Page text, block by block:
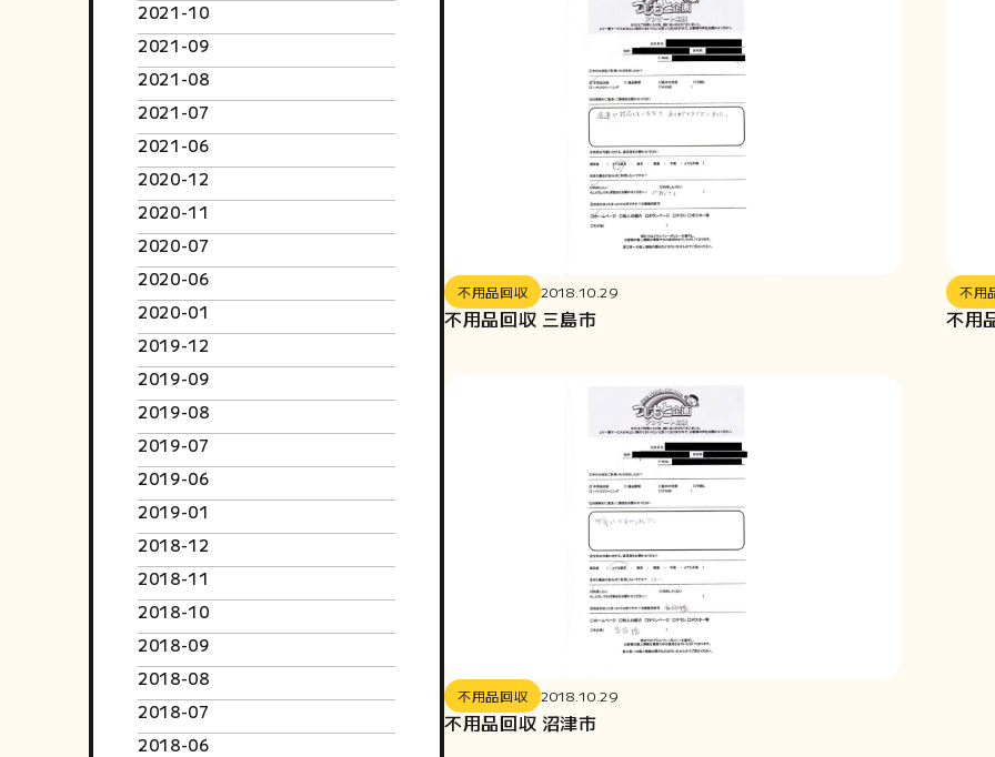
2021-10
2021-09
2021-08
2021-07
2021-06
2020-12
2020-11
2020-07
2020-06
2020-01
2019-12
2019-09
2019-08
2019-07
2019-06
2019-01
2018-12
2018-11
2018-10
2018-09
2018-08
2018-07
2018-06
不用品回収 2018.10.29
不用品回収 三島市
不用
不用
不用品回収 2018.10.29
不用品回収 沼津市